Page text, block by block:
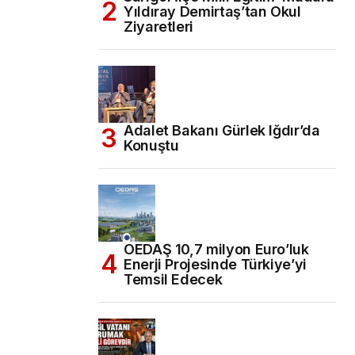
Yıldıray Demirtaş’tan Okul
Ziyaretleri
Adalet Bakanı Gürlek Iğdır’da
Konuştu
OEDAŞ 10,7 milyon Euro’luk
Enerji Projesinde Türkiye’yi
Temsil Edecek